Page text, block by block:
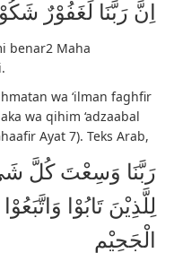
اِنَّ رَبَّنَا لَغَفُوْرٌ
benar2 Maha
wa ‘ilman faghfir
wa qihim ‘adzaabal
Ayat 7). Teks Arab,
رَبَّنَا وَسِعْتَ كُلَّ
لِلَّذِيْنَ تَابُوْا
الْجَحِيْمِ